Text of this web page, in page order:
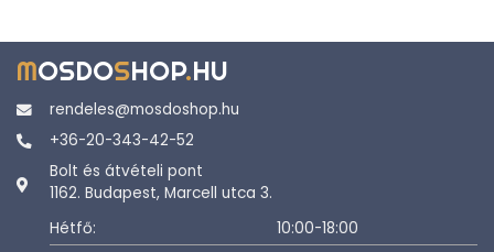
MOSDOSHOP.HU
rendeles@mosdoshop.hu
+36-20-343-42-52
Bolt és átvételi pont
1162. Budapest, Marcell utca 3.
Hétfő:
10:00-18:00